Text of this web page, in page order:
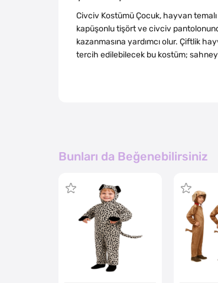
Civciv Kostümü Çocuk, hayvan
kapüşonlu tişört ve civciv
kazanmasına yardımcı olur. Çiftlik
tercih edilebilecek bu kostüm;
Bunları da Beğenebilirsiniz